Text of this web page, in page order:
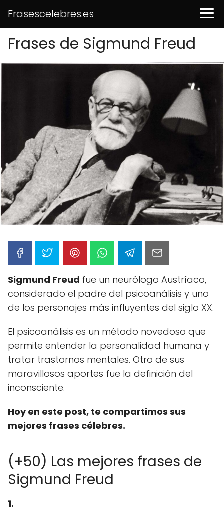
Frasescelebres.es
Frases de Sigmund Freud
Sigmund Freud fue un neurólogo Austríaco,
considerado el padre del psicoanálisis y uno
de los personajes más influyentes del siglo XX.
El psicoanálisis es un método novedoso que
permite entender la personalidad humana y
tratar trastornos mentales. Otro de sus
maravillosos aportes fue la definición del
inconsciente.
Hoy en este post, te compartimos sus
mejores frases célebres.
(+50) Las mejores frases de
Sigmund Freud
1.